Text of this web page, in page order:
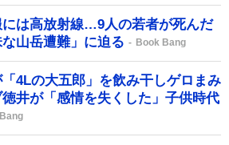
は高放射線…9人の若者が死んだ
な山岳遭難」に迫る
Book Bang
4Lの大五郎」を飲み干しゲロまみ
井が「感情を失くした」子供時代